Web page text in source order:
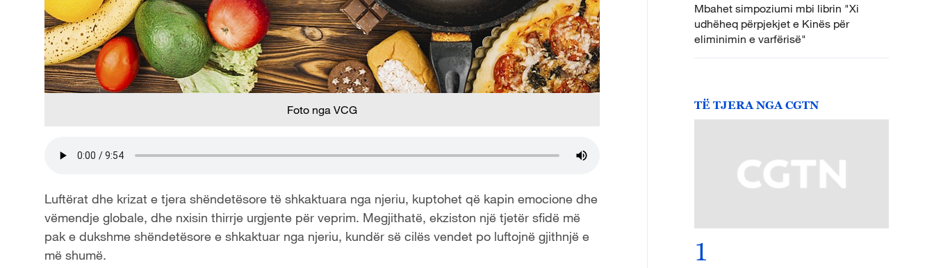
Foto nga VCG
Luftërat dhe krizat e tjera shëndetësore të shkaktuara nga njeriu, kuptohet që kapin emocione dhe
vëmendje globale, dhe nxisin thirrje urgjente për veprim. Megjithatë, ekziston një tjetër sfidë më
pak e dukshme shëndetësore e shkaktuar nga njeriu, kundër së cilës vendet po luftojnë gjithnjë e
më shumë.
Mbahet simpoziumi mbi librin "Xi
udhëheq përpjekjet e Kinës për
eliminimin e varfërisë"
TË TJERA NGA CGTN
1